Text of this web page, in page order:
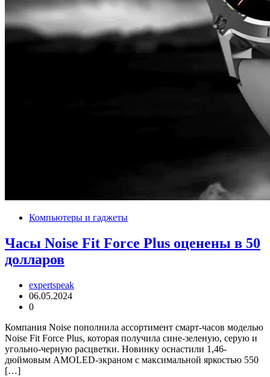
Компьютеры и гаджеты
Часы Noise Fit Force Plus оценены в 50
долларов
expertspeak
06.05.2024
0
Компания Noise пополнила ассортимент смарт-часов моделью
Noise Fit Force Plus, которая получила сине-зеленую, серую и
угольно-черную расцветки. Новинку оснастили 1,46-
дюймовым AMOLED-экраном с максимальной яркостью 550
[…]